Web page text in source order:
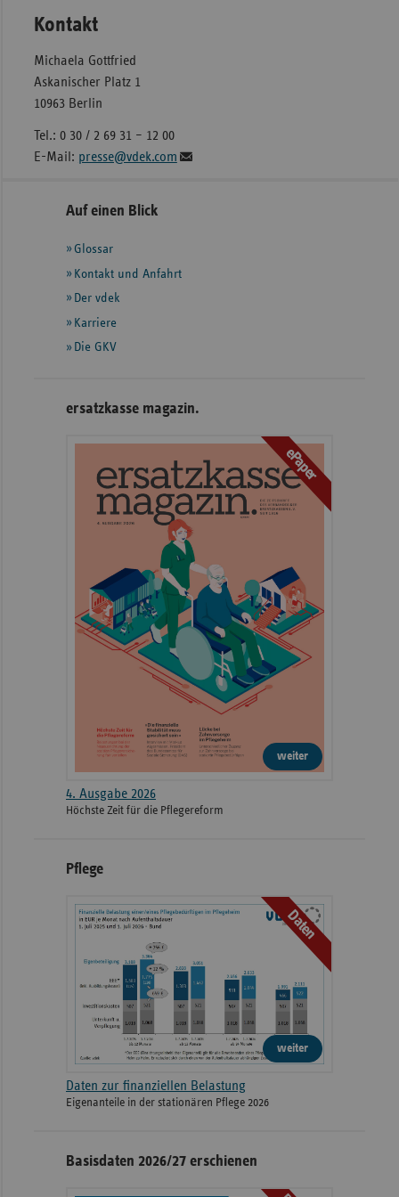
Kontakt
Michaela Gottfried
Askanischer Platz 1
10963 Berlin
Tel.: 0 30 / 2 69 31 – 12 00
E-Mail: presse@vdek.com
Seitennavigation
Seitenleiste
weiteren
Informationen
Auf einen Blick
Glossar
Kontakt und Anfahrt
Der vdek
Karriere
Die GKV
ersatzkasse magazin.
ePaper
weiter
4. Ausgabe 2026
Höchste Zeit für die Pflegereform
Pflege
Daten
weiter
Daten zur finanziellen Belastung
Eigenanteile in der stationären Pflege 2026
Basisdaten 2026/27 erschienen